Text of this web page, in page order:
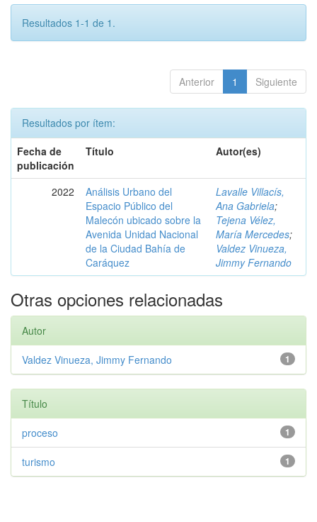
Resultados 1-1 de 1.
Anterior 1 Siguiente
Resultados por ítem:
Fecha de
publicación
Título Autor(es)
2022
Análisis Urbano del
Espacio Público del
Malecón ubicado sobre la
Avenida Unidad Nacional
de la Ciudad Bahía de
Caráquez
Lavalle Villacís,
Ana Gabriela;
Tejena Vélez,
María Mercedes;
Valdez Vinueza,
Jimmy Fernando
Otras opciones relacionadas
Autor
1
Valdez Vinueza, Jimmy Fernando
Título
1
proceso
1
turismo